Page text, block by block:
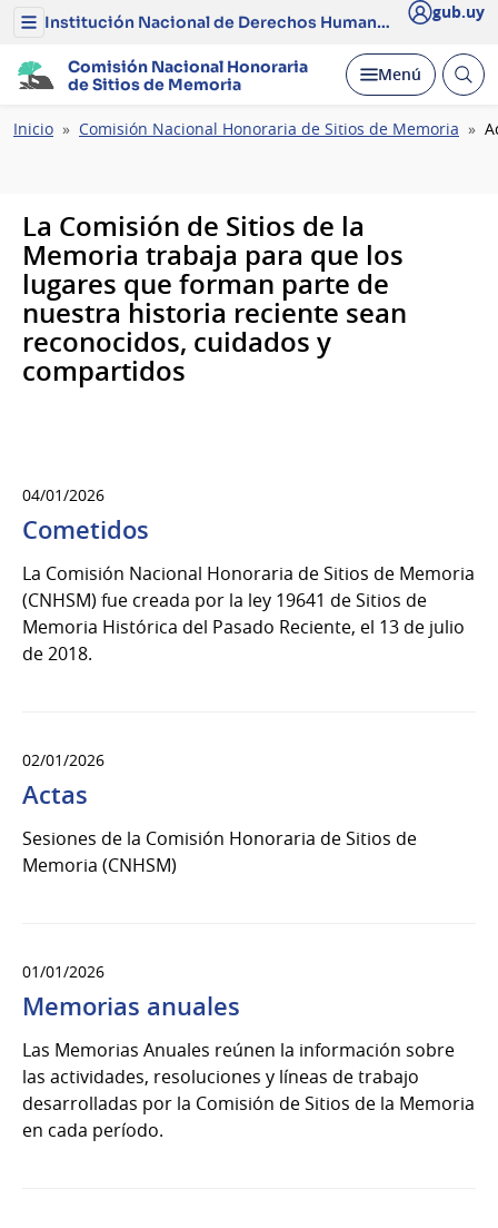
Menú
Institución
Nacional
Derechos
Humanos
Institución Nacional de Derechos Humanos y Defensoría del Pueblo gub.uy
Comisión Nacional Honoraria
de Sitios de Memoria
Desplegar
Menú Abrir
Ruta
Inicio Comisión Nacional Honoraria de Sitios de Memoria
La Comisión de Sitios de la
Memoria trabaja para que los
lugares que forman parte de
nuestra historia reciente sean
reconocidos, cuidados y
compartidos
04/01/2026
Cometidos
La Comisión Nacional Honoraria de Sitios de Memoria
(CNHSM) fue creada por la ley 19641 de Sitios de
Memoria Histórica del Pasado Reciente, el 13 de julio
de 2018.
02/01/2026
Actas
Sesiones de la Comisión Honoraria de Sitios de
Memoria (CNHSM)
01/01/2026
Memorias anuales
Las Memorias Anuales reúnen la información sobre
las actividades, resoluciones y líneas de trabajo
desarrolladas por la Comisión de Sitios de la Memoria
en cada período.